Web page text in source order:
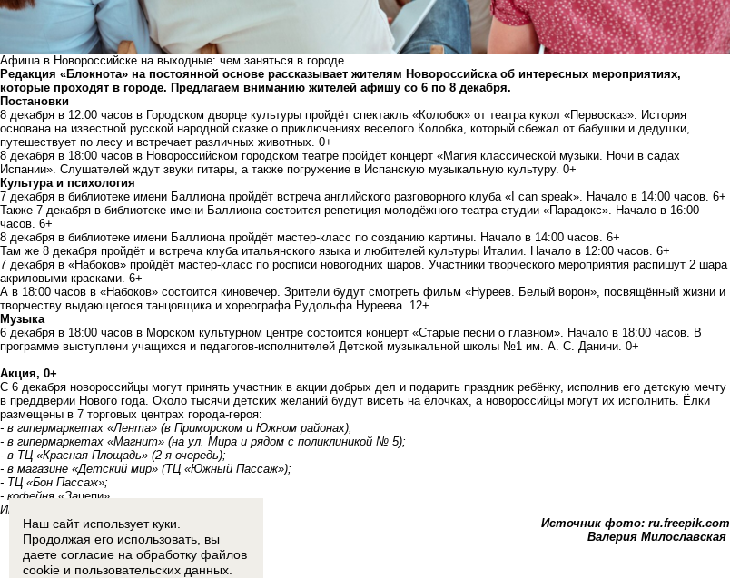
Афиша в Новороссийске на выходные: чем заняться в городе
Редакция «Блокнота» на постоянной основе рассказывает жителям Новороссийска об интересных мероприятиях,
которые проходят в городе. Предлагаем вниманию жителей афишу со 6 по 8 декабря.
Постановки
8 декабря в 12:00 часов в Городском дворце культуры пройдёт спектакль «Колобок» от театра кукол «Первосказ». История
основана на известной русской народной сказке о приключениях веселого Колобка, который сбежал от бабушки и дедушки,
путешествует по лесу и встречает различных животных. 0+
8 декабря в 18:00 часов в Новороссийском городском театре пройдёт концерт «Магия классической музыки. Ночи в садах
Испании». Слушателей ждут звуки гитары, а также погружение в Испанскую музыкальную культуру. 0+
Культура и психология
7 декабря в библиотеке имени Баллиона пройдёт встреча английского разговорного клуба «I can speak». Начало в 14:00 часов. 6+
Также 7 декабря в библиотеке имени Баллиона состоится репетиция молодёжного театра-студии «Парадокс». Начало в 16:00
часов. 6+
8 декабря в библиотеке имени Баллиона пройдёт мастер-класс по созданию картины. Начало в 14:00 часов. 6+
Там же 8 декабря пройдёт и встреча клуба итальянского языка и любителей культуры Италии. Начало в 12:00 часов. 6+
7 декабря в «Набоков» пройдёт мастер-класс по росписи новогодних шаров. Участники творческого мероприятия распишут 2 шара
акриловыми красками. 6+
А в 18:00 часов в «Набоков» состоится киновечер. Зрители будут смотреть фильм «Нуреев. Белый ворон», посвящённый жизни и
творчеству выдающегося танцовщика и хореографа Рудольфа Нуреева. 12+
Музыка
6 декабря в 18:00 часов в Морском культурном центре состоится концерт «Старые песни о главном». Начало в 18:00 часов. В
программе выступлени учащихся и педагогов-исполнителей Детской музыкальной школы №1 им. А. С. Данини. 0+
Акция, 0+
С 6 декабря новороссийцы могут принять участник в акции добрых дел и подарить праздник ребёнку, исполнив его детскую мечту
в преддверии Нового года. Около тысячи детских желаний будут висеть на ёлочках, а новороссийцы могут их исполнить. Ёлки
размещены в 7 торговых центрах города-героя:
- в гипермаркетах «Лента» (в Приморском и Южном районах);
- в гипермаркетах «Магнит» (на ул. Мира и рядом с поликлиникой № 5);
- в ТЦ «Красная Площадь» (2-я очередь);
- в магазине «Детский мир» (ТЦ «Южный Пассаж»);
- ТЦ «Бон Пассаж»;
- кофейня «Зацепи».
Информационный обзор редакции «Блокнот»
Источник фото: ru.freepik.com
Валерия Милославская
Наш сайт использует куки.
Продолжая его использовать, вы
даете согласие на обработку файлов
cookie и пользовательских данных.